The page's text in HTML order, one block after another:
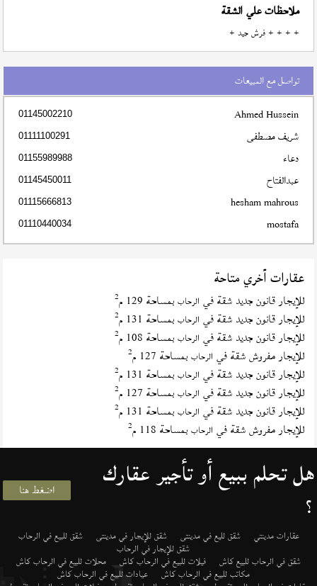
ملاحظات علي الشقة
+ + + + فرش جيد +
تواصل مع المبيعات
Ahmed Hussein
01145002210
شريف مصطفى 01111100291
دعاء 01155989988
عبدالفتاح 01145450011
hesham mahrous
01115666813
mostafa
01110440034
عقارات أخري متاحة
للإيجار قانون جديد شقة في الرحاب بمساحة 129 م 2
للإيجار قانون جديد شقة في الرحاب بمساحة 131 م 2
للإيجار قانون جديد شقة في الرحاب بمساحة 108 م 2
للإيجار مفروش شقة في الرحاب بمساحة 127 م 2
للإيجار قانون جديد شقة في الرحاب بمساحة 131 م 2
للإيجار قانون جديد شقة في الرحاب بمساحة 127 م 2
للإيجار قانون جديد شقة في الرحاب بمساحة 131 م 2
للإيجار مفروش شقة في الرحاب بمساحة 118 م 2
هل تحلم ببيع أو تأجير عقارك
؟ اضغط هنا
عقارات مدينتي شقق لليع في مدينتى شقق للإيجار في مدينتى شقق للبيع في الرحاب
شقق للإيجار في الرحاب
شقق في الرحاب للبيع كاش فيلات للبيع في الرحاب كاش محلات للبيع في الرحاب كاش
مكاتب للبيع في الرحاب كاش عيادات للبيع في الرحاب كاش